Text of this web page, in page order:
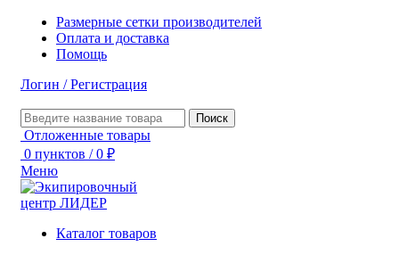
Размерные сетки производителей
Оплата и доставка
Помощь
Логин / Регистрация
Поиск
Отложенные товары
0 пунктов / 0 ₽
Меню
Каталог товаров